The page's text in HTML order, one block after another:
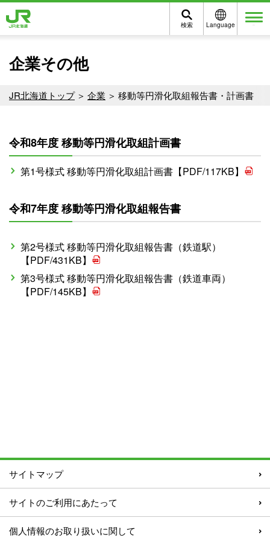
Language
検索
企業その他
JR北海道トップ 企業 移動等円滑化取組報告書・計画書
令和8年度 移動等円滑化取組計画書
第1号様式 移動等円滑化取組計画書【PDF/117KB】
令和7年度 移動等円滑化取組報告書
第2号様式 移動等円滑化取組報告書（鉄道駅）
【PDF/431KB】
第3号様式 移動等円滑化取組報告書（鉄道車両）
【PDF/145KB】
サイトマップ
サイトのご利用にあたって
個人情報のお取り扱いに関して